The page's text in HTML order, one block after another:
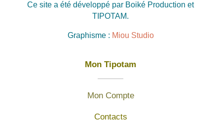
Ce site a été développé par Boiké Production et
TIPOTAM.
Graphisme : Miou Studio
Mon Tipotam
Mon Compte
Contacts